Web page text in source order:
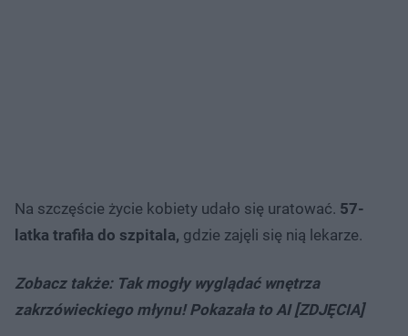
Na szczęście życie kobiety udało się uratować. 57-
latka trafiła do szpitala, gdzie zajęli się nią lekarze.
Zobacz także: Tak mogły wyglądać wnętrza
zakrzówieckiego młynu! Pokazała to AI [ZDJĘCIA]